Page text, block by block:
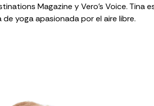
Magazine y Vero’s Voice. Tina
yoga apasionada por el aire libre.